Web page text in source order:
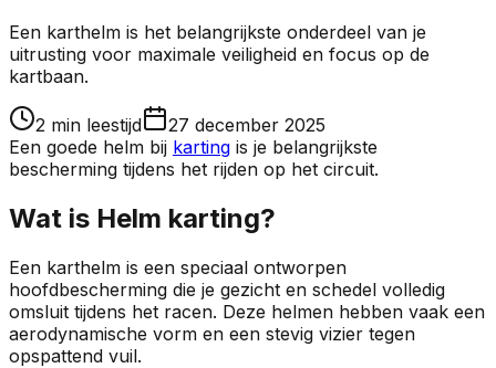
Een karthelm is het belangrijkste onderdeel van je
uitrusting voor maximale veiligheid en focus op de
kartbaan.
2 min leestijd
27 december 2025
Een goede helm bij karting is je belangrijkste
bescherming tijdens het rijden op het circuit.
Wat is Helm karting?
Een karthelm is een speciaal ontworpen
hoofdbescherming die je gezicht en schedel volledig
omsluit tijdens het racen. Deze helmen hebben vaak een
aerodynamische vorm en een stevig vizier tegen
opspattend vuil.